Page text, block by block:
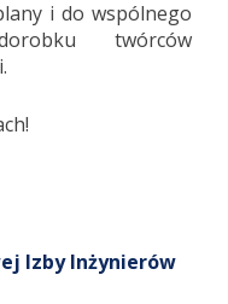
i do wspólnego
twórców
Izby Inżynierów